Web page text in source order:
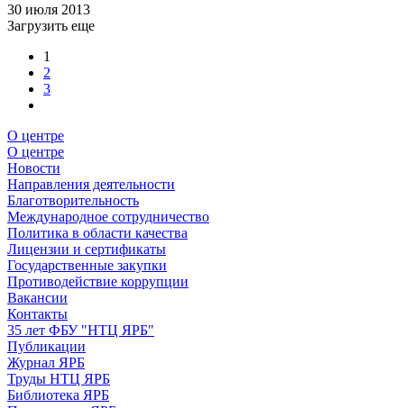
30 июля 2013
Загрузить еще
1
2
3
О центре
О центре
Новости
Направления деятельности
Благотворительность
Международное сотрудничество
Политика в области качества
Лицензии и сертификаты
Государственные закупки
Противодействие коррупции
Вакансии
Контакты
35 лет ФБУ "НТЦ ЯРБ"
Публикации
Журнал ЯРБ
Труды НТЦ ЯРБ
Библиотека ЯРБ